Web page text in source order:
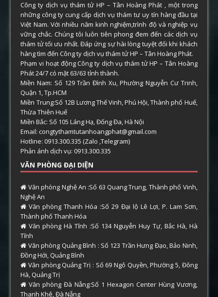
Công ty dịch vụ thám tử HP – Tân Hoàng Phát , một trong
những công ty cung cấp dịch vụ thám tư uy tín hàng đầu tại
Việt Nam. Với nhiều năm kinh nghiệm,trình độ và nghiệp vụ
vững chắc. Chúng tôi luôn tiên phong đem đến các dịch vụ
thám tử tối ưu nhất. Đáp ứng sự hài lòng tuyệt đối khi khách
hàng tìm đến Công ty dịch vụ thám tử HP – Tân Hoàng Phát.
Phạm vi hoạt động Công ty dịch vụ thám tử HP – Tân Hoàng
Phát 24/7 có mặt 63/63 tỉnh thành.
Miền Nam: Số 129 Trần Đình Xu, Phường Nguyễn Cư Trinh,
Quận 1, Tp.HCM
Miền Trung:Số 12B Lương Thế Vinh, Phú Hội, Thành phố Huế,
Thừa Thiên Huế
Miền Bắc: Số 105 Láng Hạ, Đống Đa, Hà Nội
Email: congtythamtutanhoangphat@gmail.com
Hotline: 0913.300.335 (Zalo ,Telegram)
Phản ánh dịch vụ: 0913.300.335
VĂN PHÒNG ĐẠI DIỆN
Văn phòng Nghệ An :Số 63 Quang Trung, Thành phố Vinh,
Nghệ An
Văn phòng Thanh Hóa :Số 29 Đại lộ Lê Lợi, P. Lam Sơn,
Thành phố Thanh Hóa
Văn phòng Hà Tĩnh :Số 134 Nguyễn Huy Tự, Bắc Hà, Hà
Tĩnh
Văn phòng Quảng Bình : Số 123 Trần Hưng Đạo, Bảo Ninh,
Đồng Hới, Quảng Bình
Văn phòng Quảng Trị : Số 69 Ngô Quyền, Phường 5, Đông
Hà, Quảng Trị
Văn phòng Đà Nẵng:Số 1 Hexagon Center Hùng Vương,
Thanh Khê, Đà Nẵng